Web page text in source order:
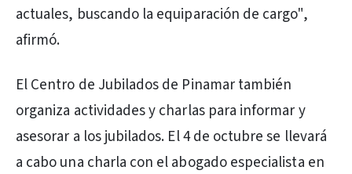
actuales, buscando la equiparación de cargo",
afirmó.
El Centro de Jubilados de Pinamar también
organiza actividades y charlas para informar y
asesorar a los jubilados. El 4 de octubre se llevará
a cabo una charla con el abogado especialista en